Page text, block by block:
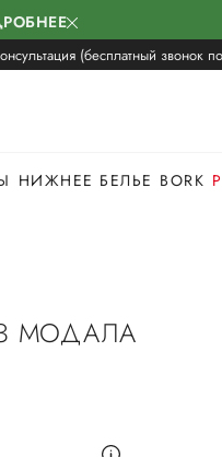
(бесплатный звонок
НИЖНЕЕ БЕЛЬЕ BORK
МОДАЛА